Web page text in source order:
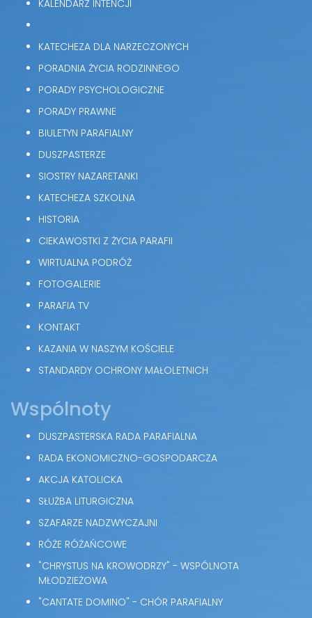
KALENDARZ INTENCJI
KATECHEZA DLA NARZECZONYCH
PORADNIA ŻYCIA RODZINNEGO
PORADY PSYCHOLOGICZNE
PORADY PRAWNE
BIULETYN PARAFIALNY
DUSZPASTERZE
SIOSTRY NAZARETANKI
KATECHEZA SZKOLNA
HISTORIA
CIEKAWOSTKI Z ŻYCIA PARAFII
WIRTUALNA PODRÓŻ
FOTOGALERIE
PARAFIA TV
KONTAKT
KAZANIA W NASZYM KOŚCIELE
STANDARDY OCHRONY MAŁOLETNICH
Wspólnoty
DUSZPASTERSKA RADA PARAFIALNA
RADA EKONOMICZNO-GOSPODARCZA
AKCJA KATOLICKA
SŁUŻBA LITURGICZNA
SZAFARZE NADZWYCZAJNI
RÓŻE RÓŻAŃCOWE
"CHRYSTUS NA KROWODRZY" - WSPÓLNOTA
MŁODZIEŻOWA
"CANTATE DOMINO" - CHÓR PARAFIALNY